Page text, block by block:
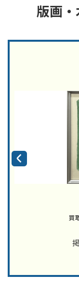
版画